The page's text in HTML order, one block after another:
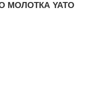
МОЛОТКА YATO